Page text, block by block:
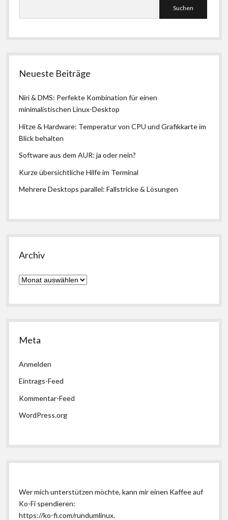
Neueste Beiträge
Niri & DMS: Perfekte Kombination für einen
minimalistischen Linux-Desktop
Hitze & Hardware: Temperatur von CPU und Grafikkarte im
Blick behalten
Software aus dem AUR: ja oder nein?
Kurze übersichtliche Hilfe im Terminal
Mehrere Desktops parallel: Fallstricke & Lösungen
Archiv
Archiv
Meta
Anmelden
Eintrags-Feed
Kommentar-Feed
WordPress.org
Wer mich unterstützen möchte, kann mir einen Kaffee auf
Ko-Fi spendieren:
https://ko-fi.com/rundumlinux.